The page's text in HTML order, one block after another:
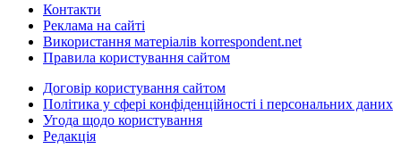
Контакти
Реклама на сайті
Використання матеріалів korrespondent.net
Правила користування сайтом
Договір користування сайтом
Політика у сфері конфіденційності і персональних даних
Угода щодо користування
Редакція